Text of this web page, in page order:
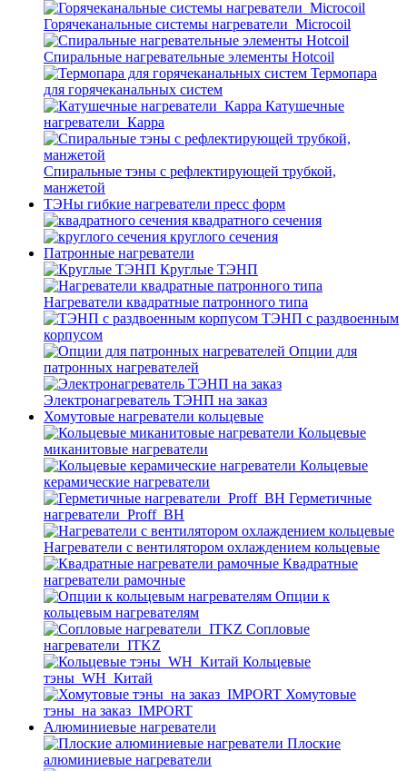
Горячеканальные системы нагреватели_Microcoil
Спиральные нагревательные элементы Hotcoil
Термопара
для горячеканальных систем
Катушечные
нагреватели_Карра
Спиральные тэны с рефлектирующей трубкой,
манжетой
ТЭНы гибкие нагреватели пресс форм
квадратного сечения
круглого сечения
Патронные нагреватели
Круглые ТЭНП
Нагреватели квадратные патронного типа
ТЭНП с раздвоенным
корпусом
Опции для
патронных нагревателей
Электронагреватель ТЭНП на заказ
Хомутовые нагреватели кольцевые
Кольцевые
миканитовые нагреватели
Кольцевые
керамические нагреватели
Герметичные
нагреватели_Proff_BH
Нагреватели с вентилятором охлаждением кольцевые
Квадратные
нагреватели рамочные
Опции к
кольцевым нагревателям
Cопловые
нагреватели_ITKZ
Кольцевые
тэны_WH_Китай
Хомутовые
тэны_на заказ_IMPORT
Алюминиевые нагреватели
Плоские
алюминиевые нагреватели